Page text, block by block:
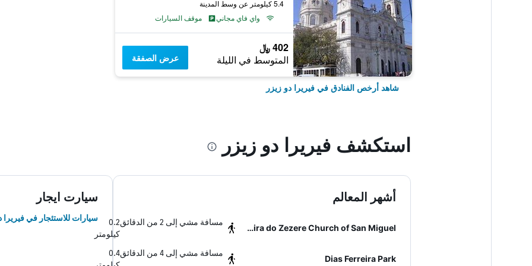
5.4 كيلومتر عن وسط المدينة
واي فاي مجاني
موقف السيارات
402 ﷼
المتوسط في الليلة عرض الصفقة
شاهد أرخص الفنادق في فيريرا دو زيزر
استكشف فيريرا دو زيزر
أشهر المعالم
Ferreira do Zezere Church of San Miguel
مسافة مشي إلى 2 من الدقائق
0.2
كيلومتر
Dias Ferreira Park
مسافة مشي إلى 4 من الدقائق
0.4
سيارت ايجار
سيارات للاستئجار في فيريرا